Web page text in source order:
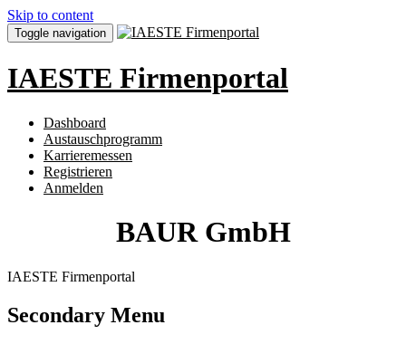
Skip to content
Toggle navigation
IAESTE Firmenportal
Dashboard
Austauschprogramm
Karrieremessen
Registrieren
Anmelden
BAUR GmbH
IAESTE Firmenportal
Secondary Menu